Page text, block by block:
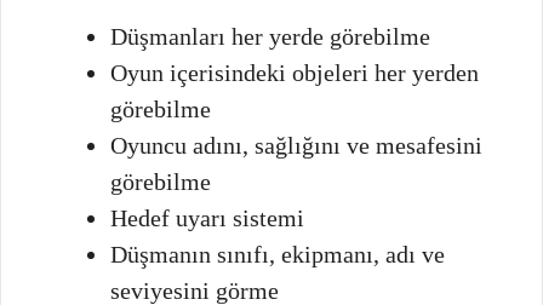
Düşmanları her yerde görebilme
Oyun içerisindeki objeleri her yerden
görebilme
Oyuncu adını, sağlığını ve mesafesini
görebilme
Hedef uyarı sistemi
Düşmanın sınıfı, ekipmanı, adı ve
seviyesini görme